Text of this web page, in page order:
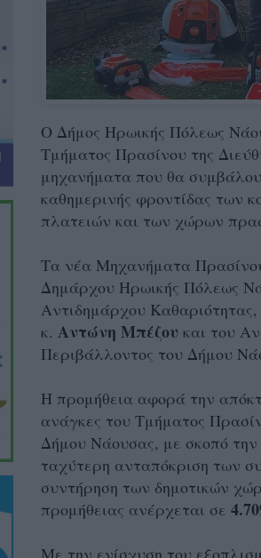
Ο Δήμος Ηρωικής Πόλεως
Τμήματος Πρασίνου της
μηχανήματα που θα
καθημερινής φροντίδας των
πλατειών και των χώρων
Τα νέα Μηχανήματα
Δημάρχου Ηρωικής Πόλεως
Αντιδημάρχου
κ. Αντώνη Μπέζου και του
Περιβάλλοντος του Δήμου
Η προμήθεια αφορά την
ανάγκες του Τμήματος
Δήμου Νάουσας, με σκοπό
ταχύτερη ανταπόκριση των
συντήρηση των δημοτικών
προμήθειας ανέρχεται σε